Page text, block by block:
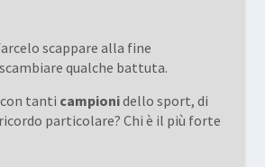
scappare alla fine
qualche battuta.
tanti campionidello sport, di
particolare? Chi è il più forte